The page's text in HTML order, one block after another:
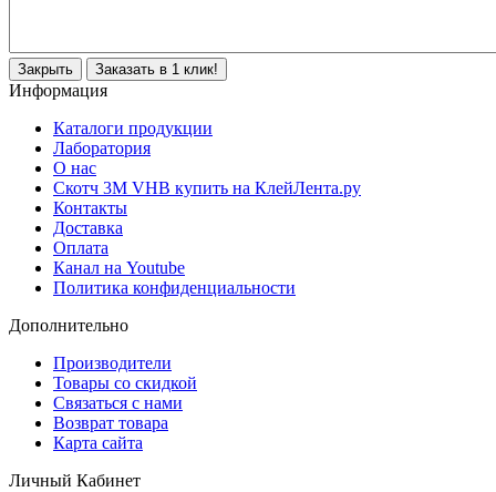
Закрыть Заказать в 1 клик!
Информация
Каталоги продукции
Лаборатория
О нас
Скотч 3M VHB купить на КлейЛента.ру
Контакты
Доставка
Оплата
Канал на Youtube
Политика конфиденциальности
Дополнительно
Производители
Товары со скидкой
Связаться с нами
Возврат товара
Карта сайта
Личный Кабинет